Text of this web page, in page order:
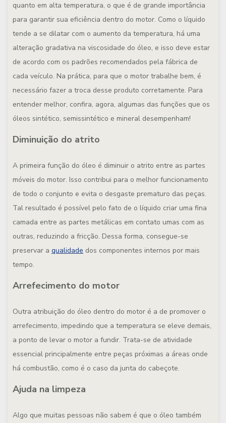
quanto em alta temperatura, o que é de grande importância
para garantir sua eficiência dentro do motor. Como o líquido
tende a se dilatar com o aumento da temperatura, há uma
alteração gradativa na viscosidade do óleo, e isso deve estar
de acordo com os padrões recomendados pela fábrica de
cada veículo. Na prática, para que o motor trabalhe bem, é
necessário fazer a troca desse produto corretamente. Para
entender melhor, confira, agora, algumas das funções que os
óleos sintético, semissintético e mineral desempenham!
Diminuição do atrito
A primeira função do óleo é diminuir o atrito entre as partes
móveis do motor. Isso contribui para o melhor funcionamento
de todo o conjunto e evita o desgaste prematuro das peças.
Tal resultado é possível pelo fato de o líquido criar uma fina
camada entre as partes metálicas em contato umas com as
outras, reduzindo a fricção. Dessa forma, consegue-se
preservar a qualidade dos componentes internos por mais
tempo.
Arrefecimento do motor
Outra atribuição do óleo dentro do motor é a de promover o
arrefecimento, impedindo que a temperatura se eleve demais,
a ponto de levar o motor a fundir. Trata-se de atividade
essencial principalmente entre peças próximas a áreas onde
há combustão, como é o caso da junta do cabeçote.
Ajuda na limpeza
Algo que muitas pessoas não sabem é que o óleo também